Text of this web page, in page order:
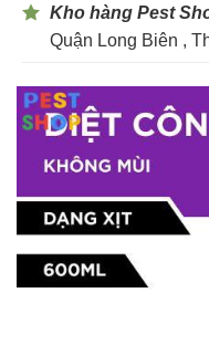
Kho hàng Pest
Quận Long Biên ,